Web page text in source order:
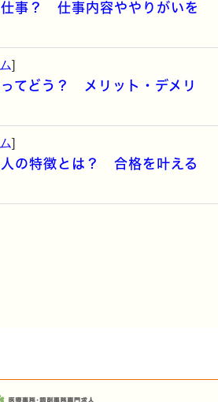
仕事？ 仕事内容ややりがいを
]
てどう？ メリット・デメリ
]
の特徴とは？ 合格を叶える